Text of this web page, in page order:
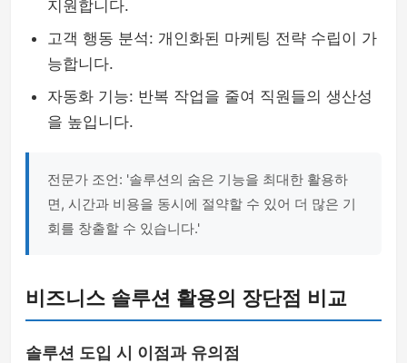
지원합니다.
고객 행동 분석: 개인화된 마케팅 전략 수립이 가
능합니다.
자동화 기능: 반복 작업을 줄여 직원들의 생산성
을 높입니다.
전문가 조언: '솔루션의 숨은 기능을 최대한 활용하
면, 시간과 비용을 동시에 절약할 수 있어 더 많은 기
회를 창출할 수 있습니다.'
비즈니스 솔루션 활용의 장단점 비교
솔루션 도입 시 이점과 유의점